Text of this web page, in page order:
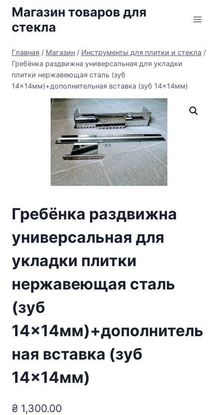
Перейти
содержимому
Магазин товаров для
стекла
Главная / Магазин / Инструменты для плитки и стекла /
Гребёнка раздвижна универсальная для укладки
плитки нержавеющая сталь (зуб
14×14мм)+дополнительная вставка (зуб 14×14мм)
Гребёнка раздвижна
универсальная для
укладки плитки
нержавеющая сталь
(зуб
14×14мм)+дополнитель
ная вставка (зуб
14×14мм)
₴ 1,300.00